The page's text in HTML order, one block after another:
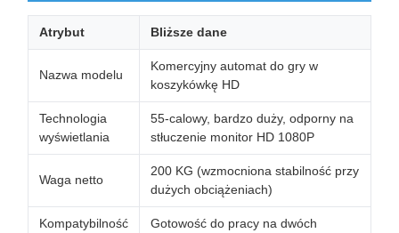
Atrybut Bliższe dane
Nazwa modelu
Komercyjny automat do gry w
koszykówkę HD
Technologia
wyświetlania
55-calowy, bardzo duży, odporny na
stłuczenie monitor HD 1080P
Waga netto
200 KG (wzmocniona stabilność przy
dużych obciążeniach)
Kompatybilność
Gotowość do pracy na dwóch